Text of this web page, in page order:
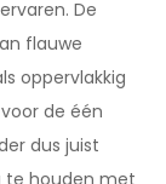
De
flauwe
oppervlakkig
de één
dus juist
te houden met